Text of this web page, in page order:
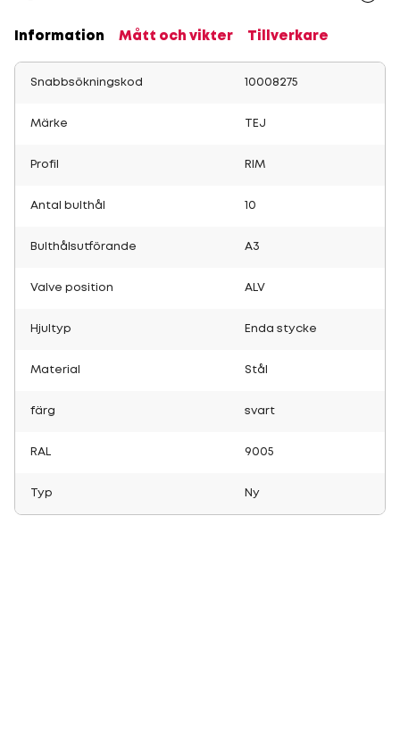
Information Mått och vikter Tillverkare
Snabbsökningskod 10008275
Märke TEJ
Profil RIM
Antal bulthål 10
Bulthålsutförande A3
Valve position ALV
Hjultyp Enda stycke
Material Stål
färg svart
RAL 9005
Typ Ny